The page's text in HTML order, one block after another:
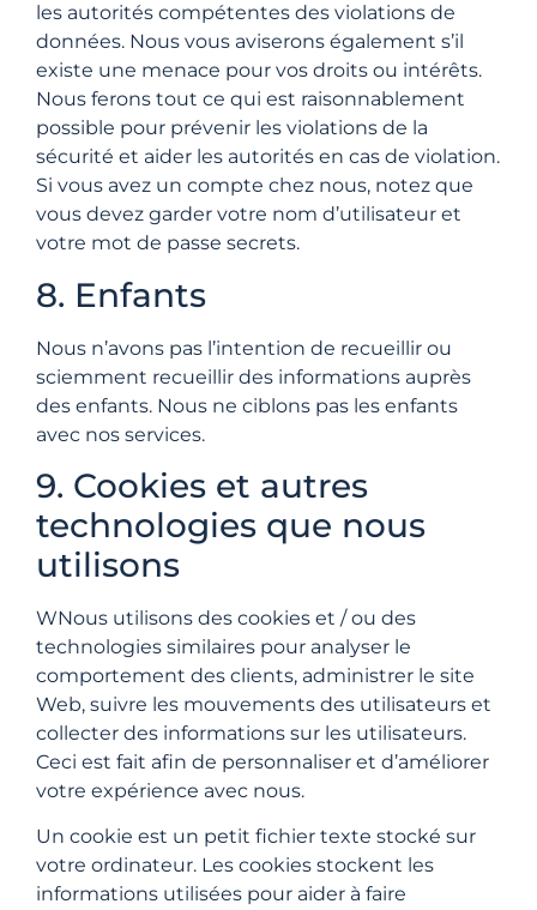
les autorités compétentes des violations de
données. Nous vous aviserons également s’il
existe une menace pour vos droits ou intérêts.
Nous ferons tout ce qui est raisonnablement
possible pour prévenir les violations de la
sécurité et aider les autorités en cas de violation.
Si vous avez un compte chez nous, notez que
vous devez garder votre nom d’utilisateur et
votre mot de passe secrets.
8. Enfants
Nous n’avons pas l’intention de recueillir ou
sciemment recueillir des informations auprès
des enfants. Nous ne ciblons pas les enfants
avec nos services.
9. Cookies et autres
technologies que nous
utilisons
WNous utilisons des cookies et / ou des
technologies similaires pour analyser le
comportement des clients, administrer le site
Web, suivre les mouvements des utilisateurs et
collecter des informations sur les utilisateurs.
Ceci est fait afin de personnaliser et d’améliorer
votre expérience avec nous.
Un cookie est un petit fichier texte stocké sur
votre ordinateur. Les cookies stockent les
informations utilisées pour aider à faire